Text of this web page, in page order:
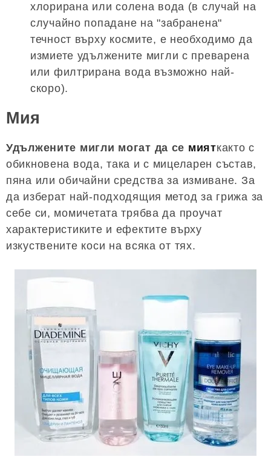
хлорирана или солена вода (в случай на
случайно попадане на "забранена"
течност върху космите, е необходимо да
измиете удължените мигли с преварена
или филтрирана вода възможно най-
скоро).
Мия
Удължените мигли могат да се мияткакто с
обикновена вода, така и с мицеларен състав,
пяна или обичайни средства за измиване. За
да изберат най-подходящия метод за грижа за
себе си, момичетата трябва да проучат
характеристиките и ефектите върху
изкуствените коси на всяка от тях.